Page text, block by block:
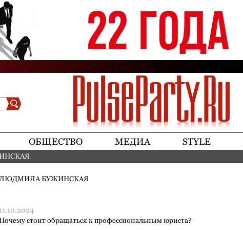
ОБЩЕСТВО МЕДИА STYLE
БУЖИНСКАЯ
11.10.2024
стоит обращаться к профессиональным юриста?